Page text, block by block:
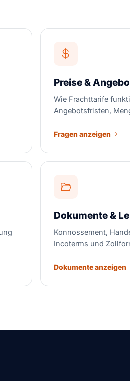
Preise &
Wie Frachttarife
Angebotsfristen,
Fragen anzeigen
Dokumente &
Konnossement,
Incoterms und
Dokumente anzeigen